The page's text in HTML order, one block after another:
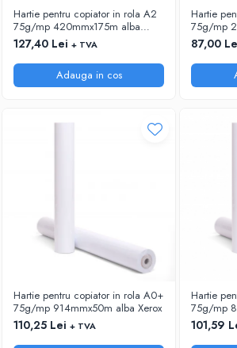
Hartie pentru copiator in rola A2
75g/mp 420mmx175m alba
Xerox
127,40 Lei + TVA
Adauga in cos
Hartie
75g/mp
Xerox
87,00
Hartie pentru copiator in rola A0+
75g/mp 914mmx50m alba Xerox
110,25 Lei + TVA
Hartie
75g/mp
101,59